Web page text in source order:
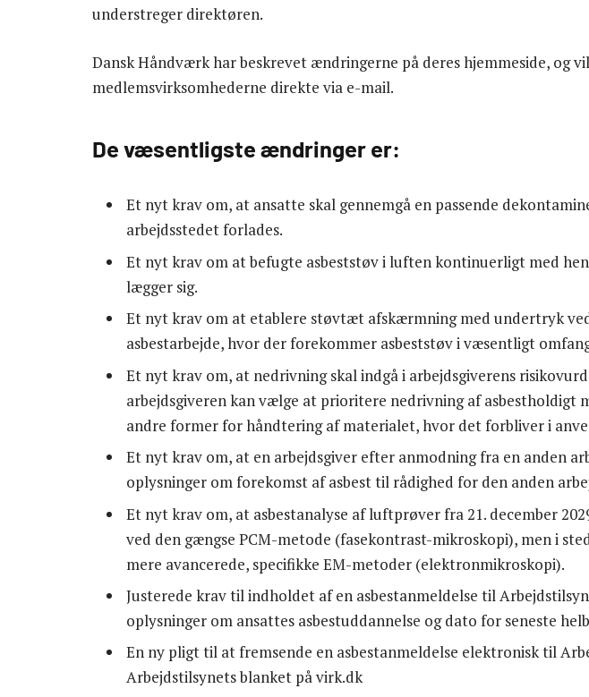
understreger direktøren.
Dansk Håndværk har beskrevet ændringerne på deres hjemmeside, og
medlemsvirksomhederne direkte via e-mail.
De væsentligste ændringer er:
Et nyt krav om, at ansatte skal gennemgå en passende
arbejdsstedet forlades.
Et nyt krav om at befugte asbeststøv i luften kontinuerligt med
lægger sig.
Et nyt krav om at etablere støvtæt afskærmning med undertryk
asbestarbejde, hvor der forekommer asbeststøv i væsentligt
Et nyt krav om, at nedrivning skal indgå i arbejdsgiverens
arbejdsgiveren kan vælge at prioritere nedrivning af asbestholdigt
andre former for håndtering af materialet, hvor det forbliver i
Et nyt krav om, at en arbejdsgiver efter anmodning fra en anden
oplysninger om forekomst af asbest til rådighed for den anden
Et nyt krav om, at asbestanalyse af luftprøver fra 21. december
ved den gængse PCM-metode (fasekontrast-mikroskopi), men i
mere avancerede, specifikke EM-metoder (elektronmikroskopi).
Justerede krav til indholdet af en asbestanmeldelse til
oplysninger om ansattes asbestuddannelse og dato for seneste
En ny pligt til at fremsende en asbestanmeldelse elektronisk til
Arbejdstilsynets blanket på virk.dk